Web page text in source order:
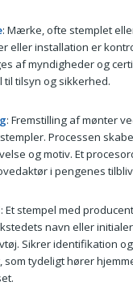
: Mærke, ofte stemplet
eller installation er
af myndigheder og
til tilsyn og sikkerhed.
: Fremstilling af mønter
Processen
og motiv. Et
i pengenes
: Et stempel med
navn eller
Sikrer identifikation
som tydeligt hører